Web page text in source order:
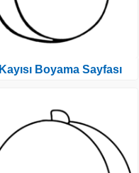
Kayısı Boyama Sayfası